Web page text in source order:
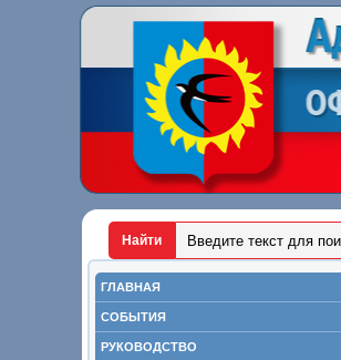
ГЛАВНАЯ
СОБЫТИЯ
РУКОВОДСТВО